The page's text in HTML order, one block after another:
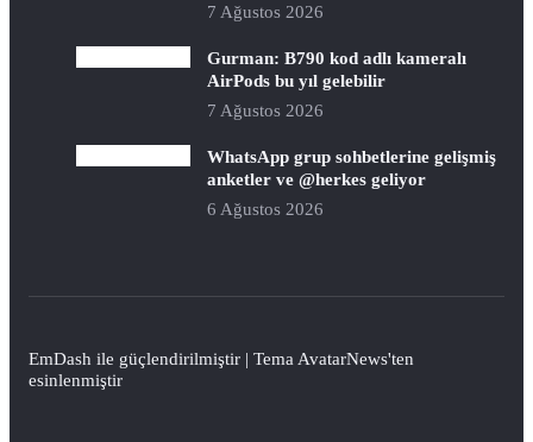
7 Ağustos 2026
Gurman: B790 kod adlı kameralı
AirPods bu yıl gelebilir
7 Ağustos 2026
WhatsApp grup sohbetlerine gelişmiş
anketler ve @herkes geliyor
6 Ağustos 2026
EmDash ile güçlendirilmiştir | Tema AvatarNews'ten
esinlenmiştir